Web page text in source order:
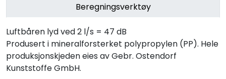
Beregningsverktøy
Luftbåren lyd ved 2 l/s = 47 dB
Produsert i mineralforsterket polypropylen (PP). Hele
produksjonskjeden eies av Gebr. Ostendorf
Kunststoffe GmbH.